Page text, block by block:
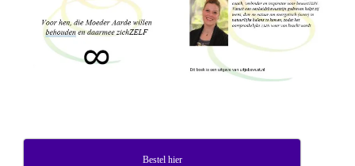
Bestel hier